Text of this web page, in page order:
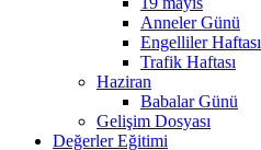
Anneler Günü
Engelliler Haftası
Trafik Haftası
Haziran
Babalar Günü
Gelişim Dosyası
Değerler Eğitimi